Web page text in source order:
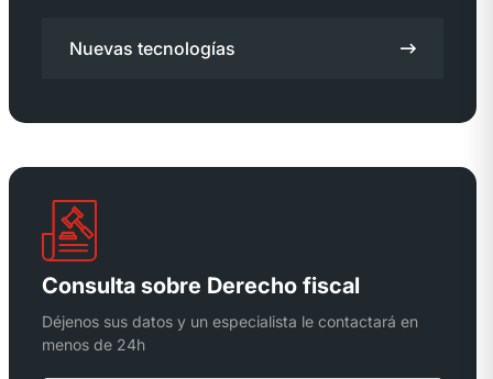
Nuevas tecnologías
Consulta sobre Derecho fiscal
Déjenos sus datos y un especialista le contactará en
menos de 24h